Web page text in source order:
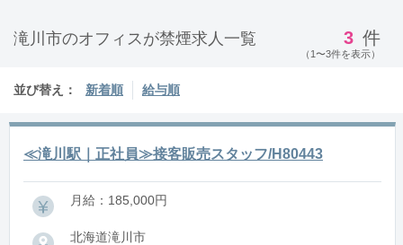
滝川市のオフィスが禁煙求人一覧 3 件
（1〜3件を表示）
並び替え： 新着順 給与順
≪滝川駅｜正社員≫接客販売スタッフ/H80443
月給：185,000円
北海道滝川市